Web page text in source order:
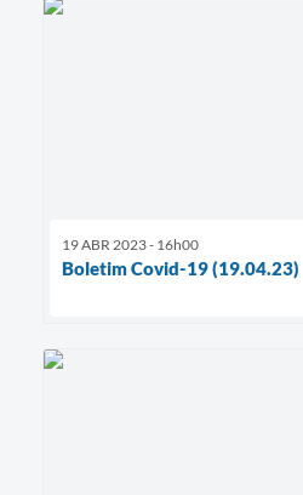
19 ABR 2023 - 16h00
Boletim Covid-19 (19.04.23)